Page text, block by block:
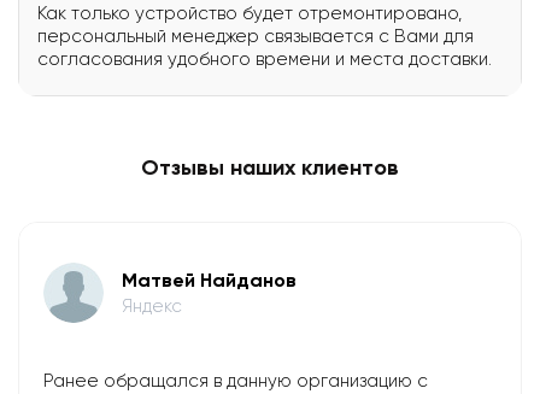
Как только устройство будет отремонтировано,
персональный менеджер связывается с Вами для
согласования удобного времени и места доставки.
Отзывы наших клиентов
Матвей Найданов
Яндекс
Ранее обращался в данную организацию с